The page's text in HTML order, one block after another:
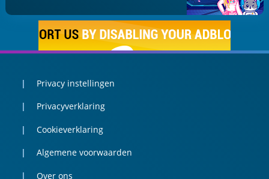
Privacy instellingen
Privacyverklaring
Cookieverklaring
Algemene voorwaarden
Over ons